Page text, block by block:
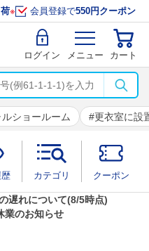
※ 会員登録で550円クーポン
ログイン メニュー カート
ショールーム 更衣室に設
カテゴリ クーポン
遅れについて(8/5時点)
業のお知らせ